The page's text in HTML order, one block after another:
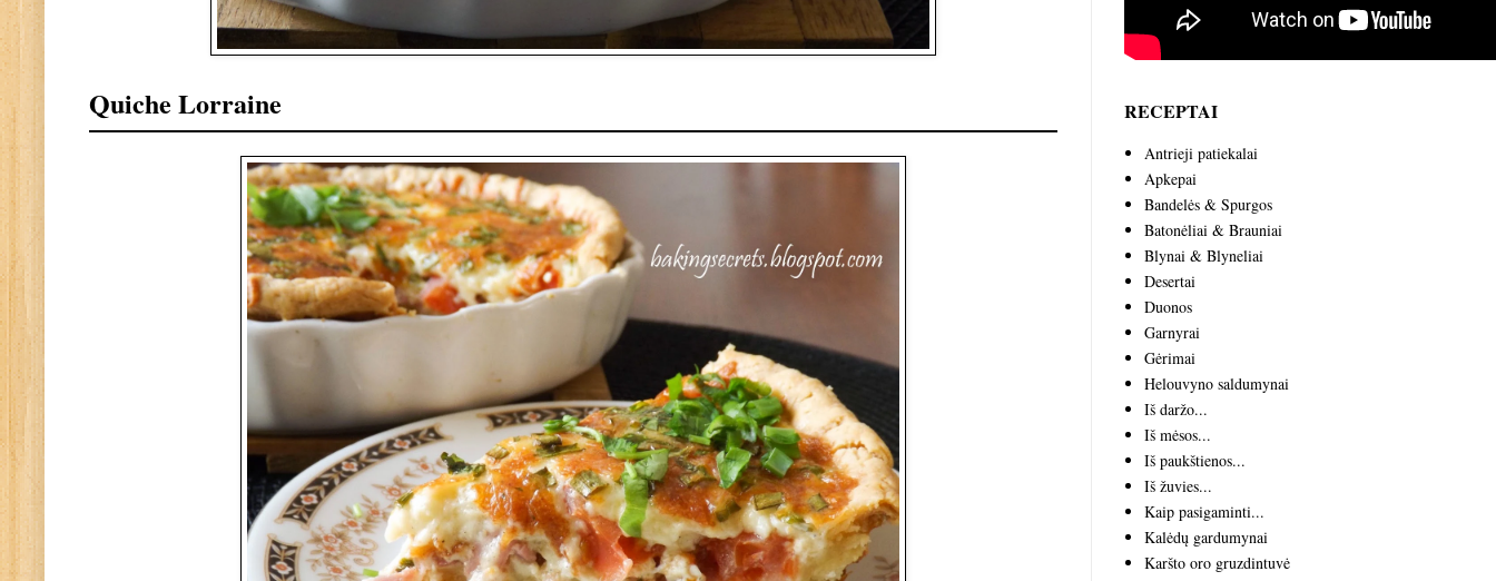
Quiche Lorraine RECEPTAI
Antrieji patiekalai
Apkepai
Bandelės & Spurgos
Batonėliai & Brauniai
Blynai & Blyneliai
Desertai
Duonos
Garnyrai
Gėrimai
Helouvyno saldumynai
Iš daržo...
Iš mėsos...
Iš paukštienos...
Iš žuvies...
Kaip pasigaminti...
Kalėdų gardumynai
Karšto oro gruzdintuvė